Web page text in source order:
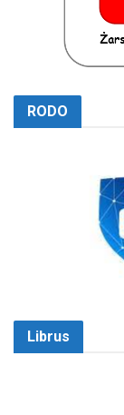
RODO
Librus